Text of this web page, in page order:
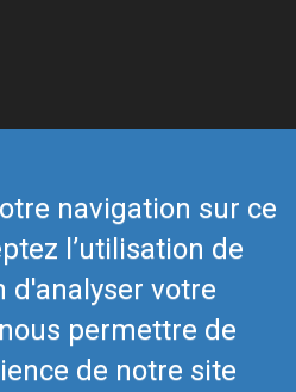
navigation sur ce
l’utilisation de
d'analyser votre
permettre de
de notre site
8862